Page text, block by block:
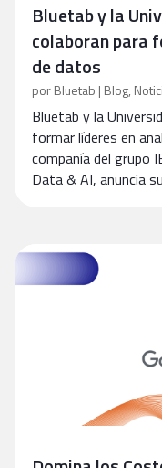
Bluetab y la
colaboran para
de datos
porBluetab | Blog,
Bluetab y la
formar líderes en
compañía del grupo
Data & AI, anuncia